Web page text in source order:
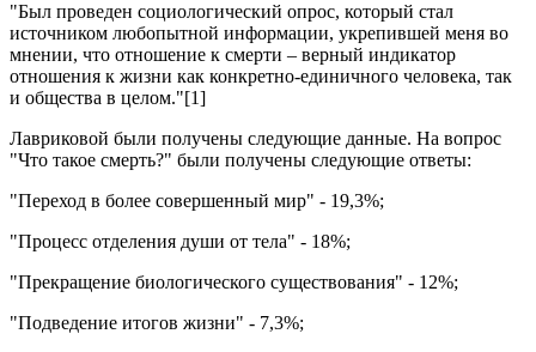
"Был проведен социологический опрос, который стал
источником любопытной информации, укрепившей меня во
мнении, что отношение к смерти – верный индикатор
отношения к жизни как конкретно-единичного человека, так
и общества в целом."[1]
Лавриковой были получены следующие данные. На вопрос
"Что такое смерть?" были получены следующие ответы:
"Переход в более совершенный мир" - 19,3%;
"Процесс отделения души от тела" - 18%;
"Прекращение биологического существования" - 12%;
"Подведение итогов жизни" - 7,3%;